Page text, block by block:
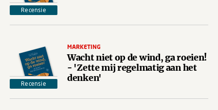
Recensie
Recensie
MARKETING
Wacht niet op de wind, ga roeien!
- 'Zette mij regelmatig aan het
denken'